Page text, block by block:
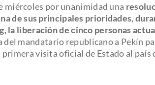
miércoles por unanimidad una
de sus principales prioridades,
la liberación de cinco personas
del mandatario republicano a Pekín
visita oficial de Estado al país